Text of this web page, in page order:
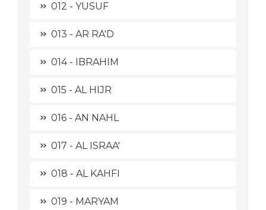
012 - YUSUF
013 - AR RA'D
014 - IBRAHIM
015 - AL HIJR
016 - AN NAHL
017 - AL ISRAA'
018 - AL KAHFI
019 - MARYAM